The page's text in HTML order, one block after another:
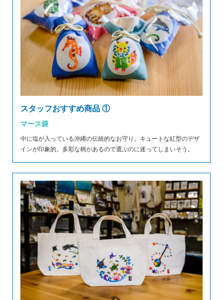
スタッフおすすめ商品 ①
マース袋
中に塩が入っている沖縄の伝統的なお守り。キュートな紅型のデザ
インが印象的。多彩な柄があるので選ぶのに迷ってしまいそう。